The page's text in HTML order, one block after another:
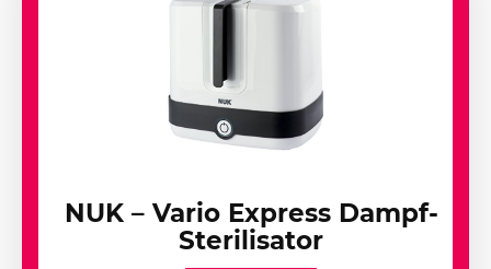
NUK – Vario Express Dampf-
Sterilisator